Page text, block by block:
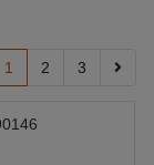
1 2 3